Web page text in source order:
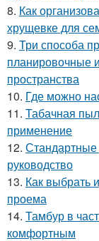
8. Как
хрущевке для
9. Три способа
планировочные
пространства
10. Где можно
11. Табачная
применение
12.
руководство
13. Как выбрать
проема
14. Тамбур в
комфортным